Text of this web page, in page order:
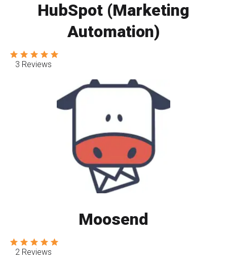
HubSpot (Marketing
Automation)
3 Reviews
Moosend
2 Reviews